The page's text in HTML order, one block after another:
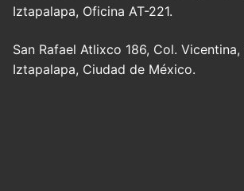
Iztapalapa, Oficina AT-221.
San Rafael Atlixco 186, Col.
Iztapalapa, Ciudad de México.